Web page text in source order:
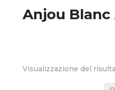
Anjou Blanc
Visualizzazione del